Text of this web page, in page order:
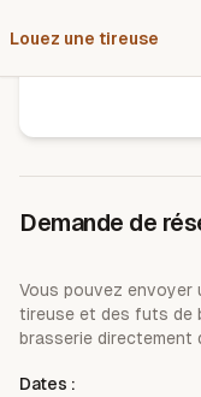
Louez une tireuse
Demande de
Vous pouvez envoyer
tireuse et des futs de
brasserie directement
Dates :